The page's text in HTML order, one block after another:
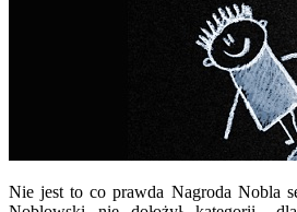
Nie jest to co prawda Nagroda Nobla